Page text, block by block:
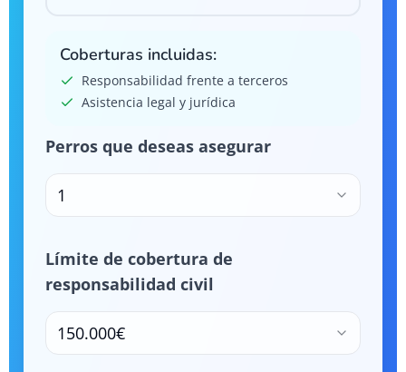
Coberturas incluidas:
Responsabilidad frente a terceros
Asistencia legal y jurídica
Perros que deseas asegurar
1
Límite de cobertura de
responsabilidad civil
150.000€